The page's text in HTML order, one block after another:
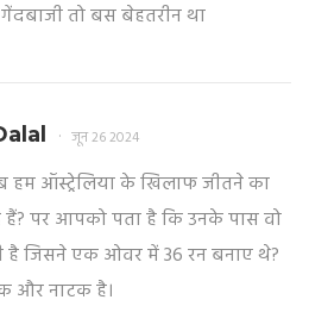
तो बस बेहतरीन था
जून 26 2024
हम ऑस्ट्रेलिया के खिलाफ जीतने का
हैं? पर आपको पता है कि उनके पास वो
है जिसने एक ओवर में 36 रन बनाए थे?
और नाटक है।